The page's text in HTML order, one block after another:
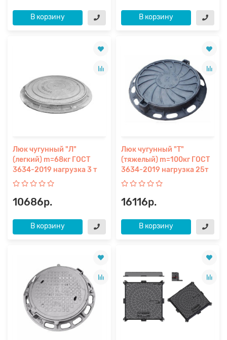
В корзину В корзину
Люк чугунный "Л"
(легкий) m=68кг ГОСТ
3634-2019 нагрузка 3 т
10686р.
В корзину
Люк чугунный "Т"
(тяжелый) m=100кг ГОСТ
3634-2019 нагрузка 25т
16116р.
В корзину